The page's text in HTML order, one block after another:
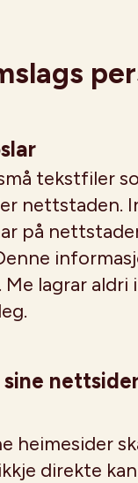
tekstfiler
nettstaden.
på
lagrar aldri
heimesider
direkte